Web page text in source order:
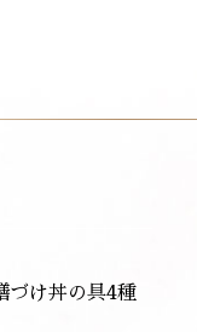
づけ丼の具4種